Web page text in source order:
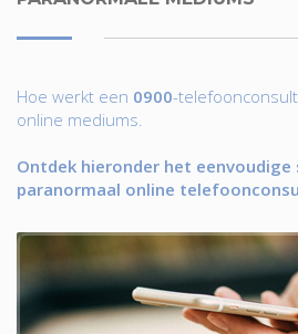
Hoe werkt een 0900-
online mediums.
Ontdek hieronder het eenvoudige
paranormaal online